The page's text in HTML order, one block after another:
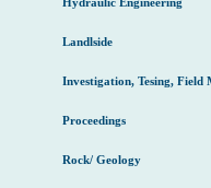
Landlside
Investigation, Tesing, Field
Proceedings
Rock/ Geology